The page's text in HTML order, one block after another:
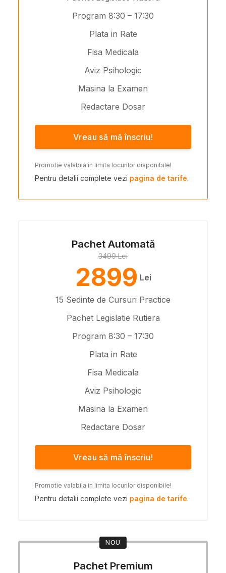
Program 8:30 – 17:30
Plata in Rate
Fisa Medicala
Aviz Psihologic
Masina la Examen
Redactare Dosar
Vreau să mă înscriu!
Promotie valabila in limita locurilor disponibile!
Pentru detalii complete vezi pagina de tarife.
Pachet Automată
3499 Lei
2899 Lei
15 Sedinte de Cursuri Practice
Pachet Legislatie Rutiera
Program 8:30 – 17:30
Plata in Rate
Fisa Medicala
Aviz Psihologic
Masina la Examen
Redactare Dosar
Vreau să mă înscriu!
Promotie valabila in limita locurilor disponibile!
Pentru detalii complete vezi pagina de tarife.
NOU
Pachet Premium